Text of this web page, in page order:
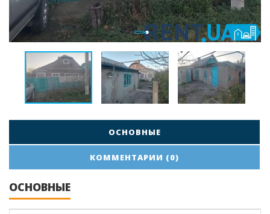
ОСНОВНЫЕ
КОММЕНТАРИИ (0)
ОСНОВНЫЕ